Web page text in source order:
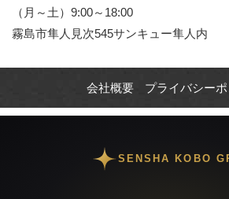
（月～土）9:00～18:00
霧島市隼人見次545サンキュー隼人内
会社概要 プライバシー
SENSHA KOBO